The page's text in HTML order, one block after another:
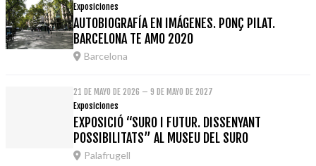
Exposiciones
AUTOBIOGRAFÍA EN IMÁGENES. PONÇ PILAT.
BARCELONA TE AMO 2020
Barcelona
21 DE MAYO DE 2026 – 9 DE MAYO DE 2027
Exposiciones
EXPOSICIÓ “SURO I FUTUR. DISSENYANT
POSSIBILITATS” AL MUSEU DEL SURO
Palafrugell